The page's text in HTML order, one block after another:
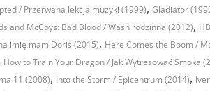
/ Przerwana lekcja muzyki (1999), Gladiator
and McCoys: Bad Blood / Waśń rodzinna (2012),
imię mam Doris (2015), Here Comes the Boom /
How to Train Your Dragon / Jak Wytresować Smoka
11 (2008), Into the Storm / Epicentrum (2014),